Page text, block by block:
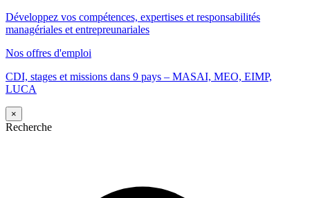
Développez vos compétences, expertises et responsabilités
managériales et entrepreunariales
Nos offres d'emploi
CDI, stages et missions dans 9 pays – MASAI, MEO, EIMP,
LUCA
×
Recherche